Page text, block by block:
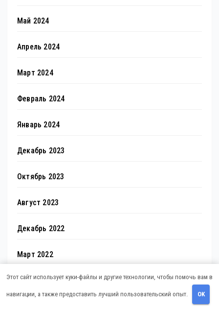
Май 2024
Апрель 2024
Март 2024
Февраль 2024
Январь 2024
Декабрь 2023
Октябрь 2023
Август 2023
Декабрь 2022
Март 2022
Июнь 2020
Этот сайт использует куки-файлы и другие технологии, чтобы помочь вам в
навигации, а также предоставить лучший пользовательский опыт. OK